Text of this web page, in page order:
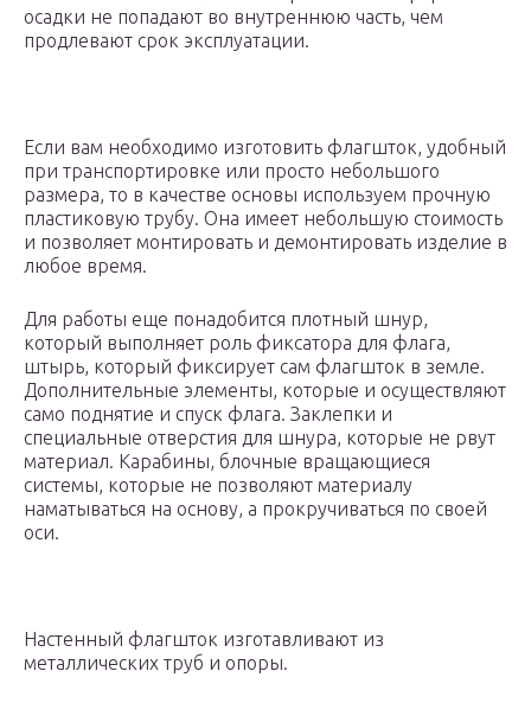
осадки не попадают во внутреннюю часть, чем
продлевают срок эксплуатации.
Если вам необходимо изготовить флагшток, удобный
при транспортировке или просто небольшого
размера, то в качестве основы используем прочную
пластиковую трубу. Она имеет небольшую стоимость
и позволяет монтировать и демонтировать изделие в
любое время.
Для работы еще понадобится плотный шнур,
который выполняет роль фиксатора для флага,
штырь, который фиксирует сам флагшток в земле.
Дополнительные элементы, которые и осуществляют
само поднятие и спуск флага. Заклепки и
специальные отверстия для шнура, которые не рвут
материал. Карабины, блочные вращающиеся
системы, которые не позволяют материалу
наматываться на основу, а прокручиваться по своей
оси.
Настенный флагшток изготавливают из
металлических труб и опоры.